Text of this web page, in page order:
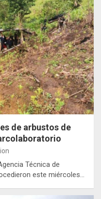
de arbustos de
Técnica de
este miércoles…